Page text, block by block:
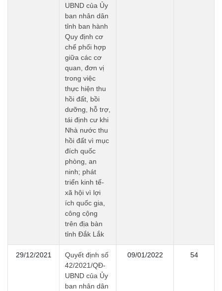
UBND của Ủy
ban nhân dân
tỉnh ban hành
Quy định cơ
chế phối hợp
giữa các cơ
quan, đơn vị
trong việc
thực hiện thu
hồi đất, bồi
dưỡng, hỗ trợ,
tái định cư khi
Nhà nước thu
hồi đất vì mục
đích quốc
phòng, an
ninh; phát
triển kinh tế-
xã hội vì lợi
ích quốc gia,
công cộng
trên địa bàn
tỉnh Đắk Lắk
29/12/2021
Quyết định số
42/2021/QĐ-
UBND của Ủy
ban nhân dân
09/01/2022 54